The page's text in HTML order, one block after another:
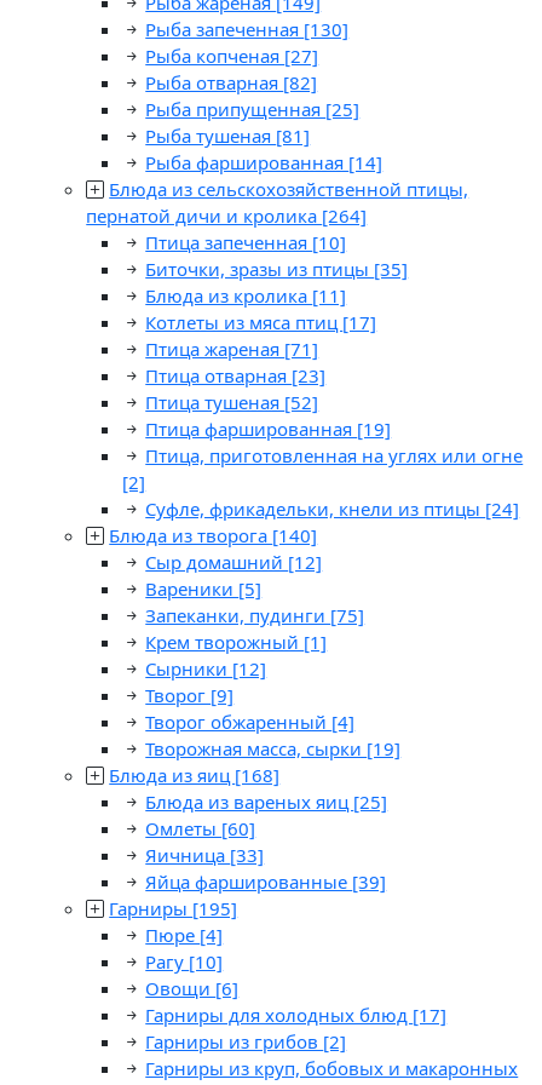
Рыба запеченная [130]
Рыба копченая [27]
Рыба отварная [82]
Рыба припущенная [25]
Рыба тушеная [81]
Рыба фаршированная [14]
Блюда из сельскохозяйственной птицы,
пернатой дичи и кролика [264]
Птица запеченная [10]
Биточки, зразы из птицы [35]
Блюда из кролика [11]
Котлеты из мяса птиц [17]
Птица жареная [71]
Птица отварная [23]
Птица тушеная [52]
Птица фаршированная [19]
Птица, приготовленная на углях или огне
[2]
Суфле, фрикадельки, кнели из птицы [24]
Блюда из творога [140]
Сыр домашний [12]
Вареники [5]
Запеканки, пудинги [75]
Крем творожный [1]
Сырники [12]
Творог [9]
Творог обжаренный [4]
Творожная масса, сырки [19]
Блюда из яиц [168]
Блюда из вареных яиц [25]
Омлеты [60]
Яичница [33]
Яйца фаршированные [39]
Гарниры [195]
Пюре [4]
Рагу [10]
Овощи [6]
Гарниры для холодных блюд [17]
Гарниры из грибов [2]
Гарниры из круп, бобовых и макаронных